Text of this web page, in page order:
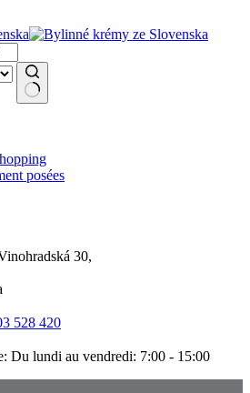
posées
30,
528 420
Du lundi au vendredi: 7:00 - 15:00